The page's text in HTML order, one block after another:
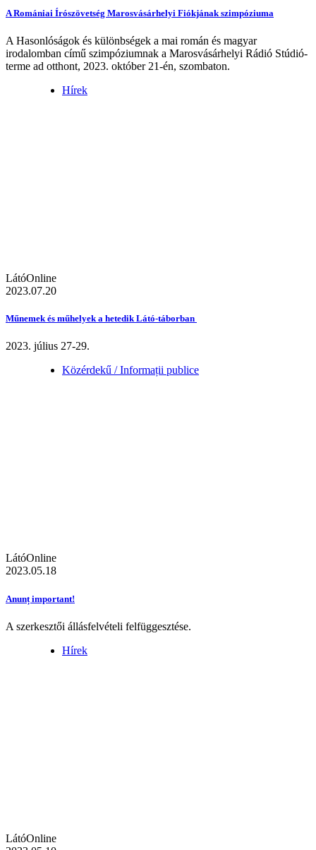
A Romániai Írószövetség Marosvásárhelyi Fiókjának szimpóziuma
A Hasonlóságok és különbségek a mai román és magyar
irodalomban című szimpóziumnak a Marosvásárhelyi Rádió Stúdió-
terme ad otthont, 2023. október 21-én, szombaton.
Hírek
LátóOnline
2023.07.20
Műnemek és műhelyek a hetedik Látó-táborban
2023. július 27-29.
Közérdekű / Informații publice
LátóOnline
2023.05.18
Anunț important!
A szerkesztői állásfelvételi felfüggesztése.
Hírek
LátóOnline